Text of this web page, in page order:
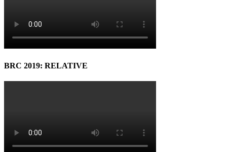
BRC 2019: RELATIVE